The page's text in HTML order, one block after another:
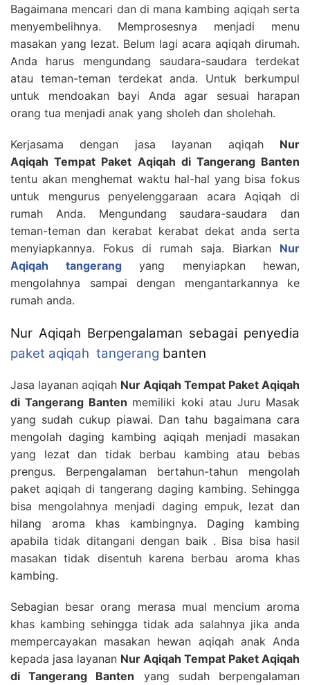
Bagaimana mencari dan di mana kambing aqiqah serta
menyembelihnya. Memprosesnya menjadi menu
masakan yang lezat. Belum lagi acara aqiqah dirumah.
Anda harus mengundang saudara-saudara terdekat
atau teman-teman terdekat anda. Untuk berkumpul
untuk mendoakan bayi Anda agar sesuai harapan
orang tua menjadi anak yang sholeh dan sholehah.
Kerjasama dengan jasa layanan aqiqah Nur
Aqiqah Tempat Paket Aqiqah di Tangerang Banten
tentu akan menghemat waktu hal-hal yang bisa fokus
untuk mengurus penyelenggaraan acara Aqiqah di
rumah Anda. Mengundang saudara-saudara dan
teman-teman dan kerabat kerabat dekat anda serta
menyiapkannya. Fokus di rumah saja. Biarkan Nur
Aqiqah tangerangyang menyiapkan hewan,
mengolahnya sampai dengan mengantarkannya ke
rumah anda.
Nur Aqiqah Berpengalaman sebagai penyedia
paket aqiqah tangerang banten
Jasa layanan aqiqah Nur Aqiqah Tempat Paket Aqiqah
di Tangerang Banten memiliki koki atau Juru Masak
yang sudah cukup piawai. Dan tahu bagaimana cara
mengolah daging kambing aqiqah menjadi masakan
yang lezat dan tidak berbau kambing atau bebas
prengus. Berpengalaman bertahun-tahun mengolah
paket aqiqah di tangerang daging kambing. Sehingga
bisa mengolahnya menjadi daging empuk, lezat dan
hilang aroma khas kambingnya. Daging kambing
apabila tidak ditangani dengan baik . Bisa bisa hasil
masakan tidak disentuh karena berbau aroma khas
kambing.
Sebagian besar orang merasa mual mencium aroma
khas kambing sehingga tidak ada salahnya jika anda
mempercayakan masakan hewan aqiqah anak Anda
kepada jasa layanan Nur Aqiqah Tempat Paket Aqiqah
di Tangerang Banten yang sudah berpengalaman